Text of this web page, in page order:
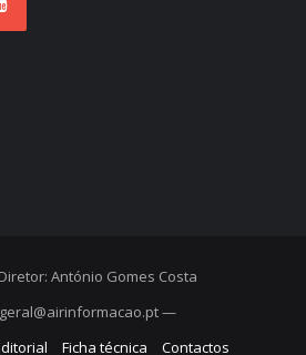
António Gomes Costa
—
Ficha técnica Contactos